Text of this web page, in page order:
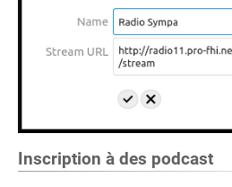
Inscription à des podcast